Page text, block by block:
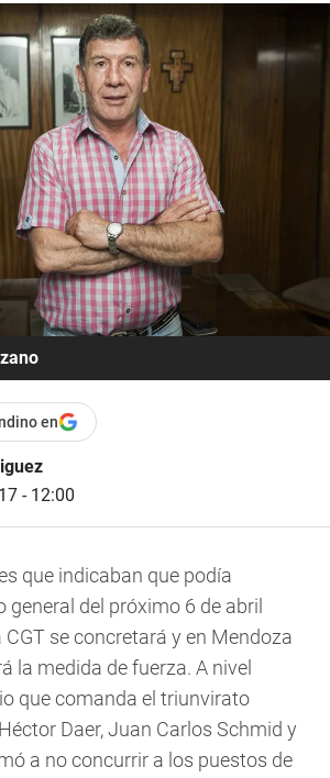
en
- 12:00
que indicaban que podía
general del próximo 6 de abril
se concretará y en Mendoza
la medida de fuerza. A nivel
que comanda el triunvirato
Daer, Juan Carlos Schmid y
a no concurrir a los puestos de